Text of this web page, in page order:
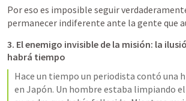
Por eso es imposible seguir
permanecer indiferente ante la gente que
3. El enemigo invisible de la misión: la
habrá tiempo
Hace un tiempo un periodista contó una
en Japón. Un hombre estaba limpiando